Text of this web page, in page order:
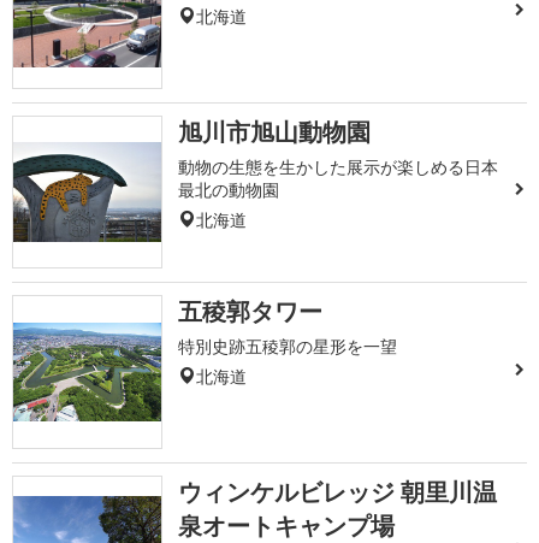
北海道
旭川市旭山動物園
動物の生態を生かした展示が楽しめる日本
最北の動物園
北海道
五稜郭タワー
特別史跡五稜郭の星形を一望
北海道
ウィンケルビレッジ 朝里川温
泉オートキャンプ場